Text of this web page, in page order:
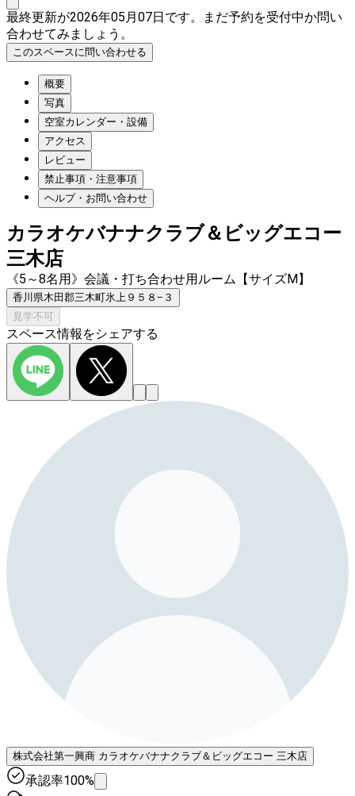
最終更新が2026年05月07日です。まだ予約を受付中か問い
合わせてみましょう。
このスペースに問い合わせる
概要
写真
空室カレンダー・設備
アクセス
レビュー
禁止事項・注意事項
ヘルプ・お問い合わせ
カラオケバナナクラブ＆ビッグエコー
三木店
《5～8名用》会議・打ち合わせ用ルーム【サイズM】
香川県木田郡三木町氷上９５８−３
見学不可
スペース情報をシェアする
株式会社第一興商 カラオケバナナクラブ＆ビッグエコー 三木店
承認率100%